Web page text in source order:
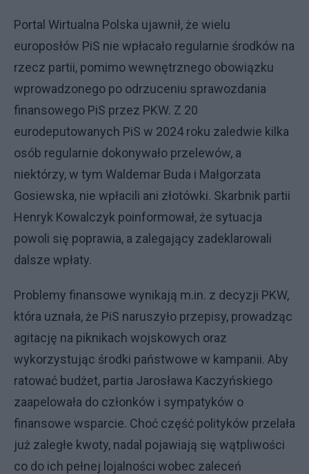
Portal Wirtualna Polska ujawnił, że wielu
europosłów PiS nie wpłacało regularnie środków na
rzecz partii, pomimo wewnętrznego obowiązku
wprowadzonego po odrzuceniu sprawozdania
finansowego PiS przez PKW. Z 20
eurodeputowanych PiS w 2024 roku zaledwie kilka
osób regularnie dokonywało przelewów, a
niektórzy, w tym Waldemar Buda i Małgorzata
Gosiewska, nie wpłacili ani złotówki. Skarbnik partii
Henryk Kowalczyk poinformował, że sytuacja
powoli się poprawia, a zalegający zadeklarowali
dalsze wpłaty.
Problemy finansowe wynikają m.in. z decyzji PKW,
która uznała, że PiS naruszyło przepisy, prowadząc
agitację na piknikach wojskowych oraz
wykorzystując środki państwowe w kampanii. Aby
ratować budżet, partia Jarosława Kaczyńskiego
zaapelowała do członków i sympatyków o
finansowe wsparcie. Choć część polityków przelała
już zaległe kwoty, nadal pojawiają się wątpliwości
co do ich pełnej lojalności wobec zaleceń